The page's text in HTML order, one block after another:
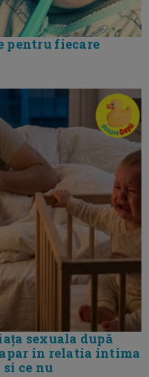
pentru fiecare
sexuala după
in relatia intima
ce nu